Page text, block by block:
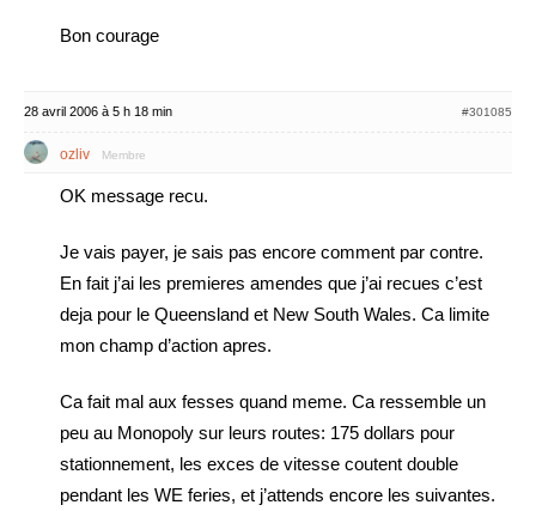
Bon courage
28 avril 2006 à 5 h 18 min #301085
ozliv Membre
OK message recu.
Je vais payer, je sais pas encore comment par contre.
En fait j’ai les premieres amendes que j’ai recues c’est
deja pour le Queensland et New South Wales. Ca limite
mon champ d’action apres.
Ca fait mal aux fesses quand meme. Ca ressemble un
peu au Monopoly sur leurs routes: 175 dollars pour
stationnement, les exces de vitesse coutent double
pendant les WE feries, et j’attends encore les suivantes.